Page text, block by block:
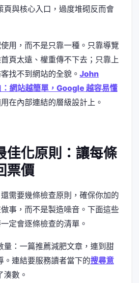
頁與核心入口，過度堆砌反而會
用，而不是只靠一種。只靠導覽
頁太遠、權重傳不下去；只靠上
找不到網站的全貌。 John
網站越簡單，Google 越容易懂
在內部連結的層級設計上。
佳化原則：讓每條
票價
需要幾條檢查原則，確保你加的
事，而不是製造噪音。下面這些
定會逐條檢查的清單。
量：一篇推薦減肥文章，連到甜
。連結要服務讀者當下的搜尋意
湊數。